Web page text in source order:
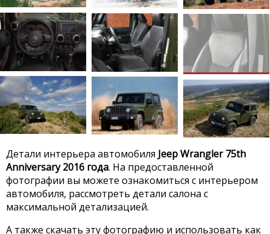
Детали интерьера автомобиля Jeep Wrangler 75th
Anniversary 2016 года. На предоставленной
фотографии вы можете ознакомиться с интерьером
автомобиля, рассмотреть детали салона с
максимальной детализацией.
А также скачать эту фотографию и использовать как